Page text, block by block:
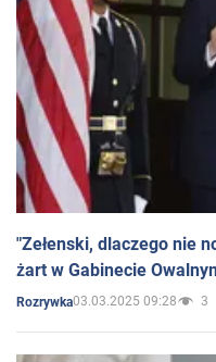
"Zełenski, dlaczego nie
żart w Gabinecie
Rozrywka03.03.2025 09:28 3